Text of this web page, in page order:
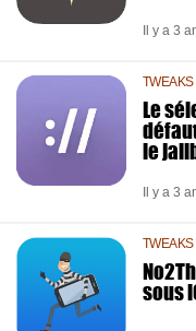
Il y a 3
TWEAKS
Le
le
Il y a 3
TWEAKS
sous